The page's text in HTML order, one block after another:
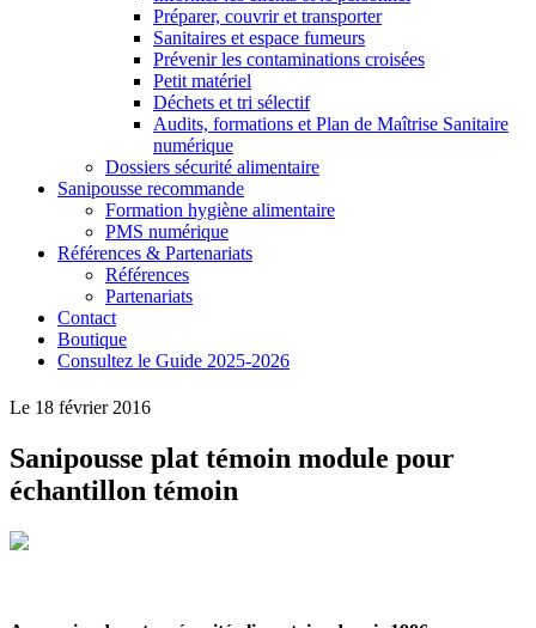
Préparer, couvrir et transporter
Sanitaires et espace fumeurs
Prévenir les contaminations croisées
Petit matériel
Déchets et tri sélectif
Audits, formations et Plan de Maîtrise Sanitaire
numérique
Dossiers sécurité alimentaire
Sanipousse recommande
Formation hygiène alimentaire
PMS numérique
Références & Partenariats
Références
Partenariats
Contact
Boutique
Consultez le Guide 2025-2026
Le 18 février 2016
Sanipousse plat témoin module pour
échantillon témoin